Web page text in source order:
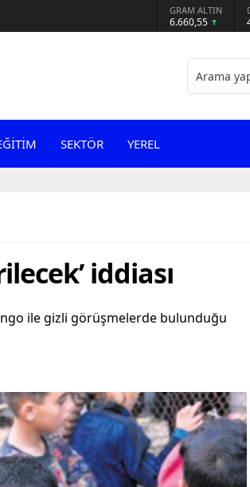
GRAM ALTIN
6.660,55
SEKTÖR YEREL
iddiası
ile gizli görüşmelerde bulunduğu